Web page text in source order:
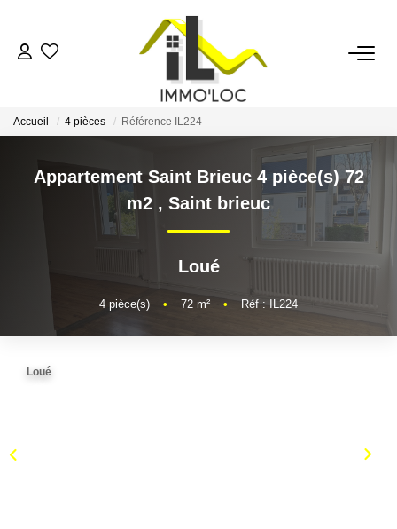
ACCUEIL
FAIRE GÉRER
AVIS CLIENTS
Accueil 4 pièces Référence IL224
Appartement Saint Brieuc 4 pièce(s) 72
m2 , Saint brieuc
Loué
4 pièce(s) • 72 m² • Réf : IL224
Loué